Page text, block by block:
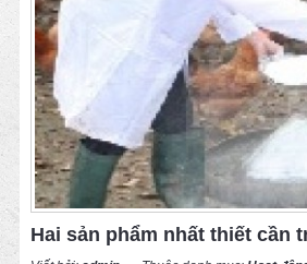
Hai sản phẩm nhất thiết cần